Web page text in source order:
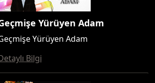
Yürüyen Adam
Yürüyen Adam
Bilgi